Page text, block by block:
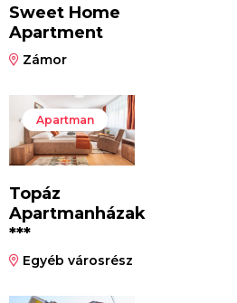
Sweet Home
Apartment
Zámor
Apartman
Topáz
Apartmanházak
***
Egyéb városrész